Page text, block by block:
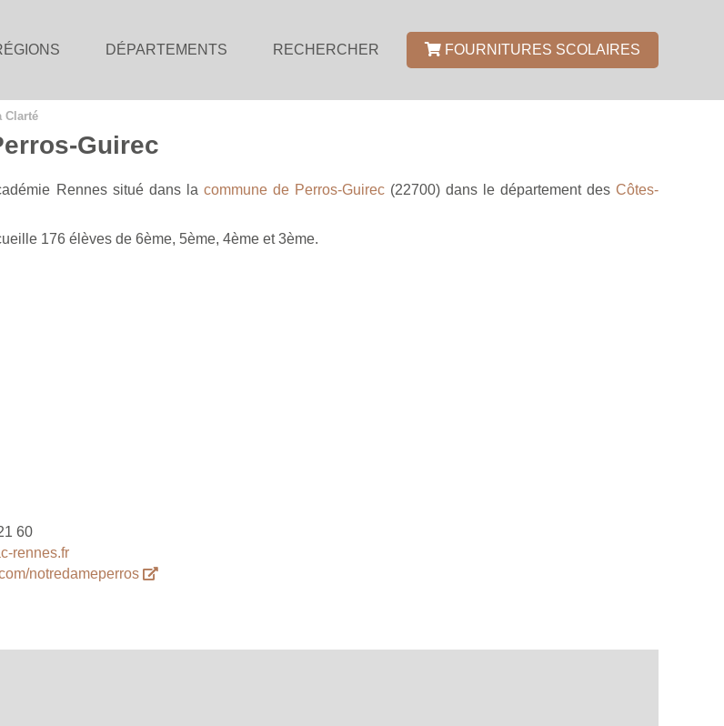
DÉPARTEMENTS RECHERCHER FOURNITURES SCOLAIRES
Clarté
Guirec
Rennes situé dans la commune de Perros-Guirec(22700) dans le département desCôtes-
176 élèves de 6ème, 5ème, 4ème et 3ème.
60
rennes.fr
notredameperros